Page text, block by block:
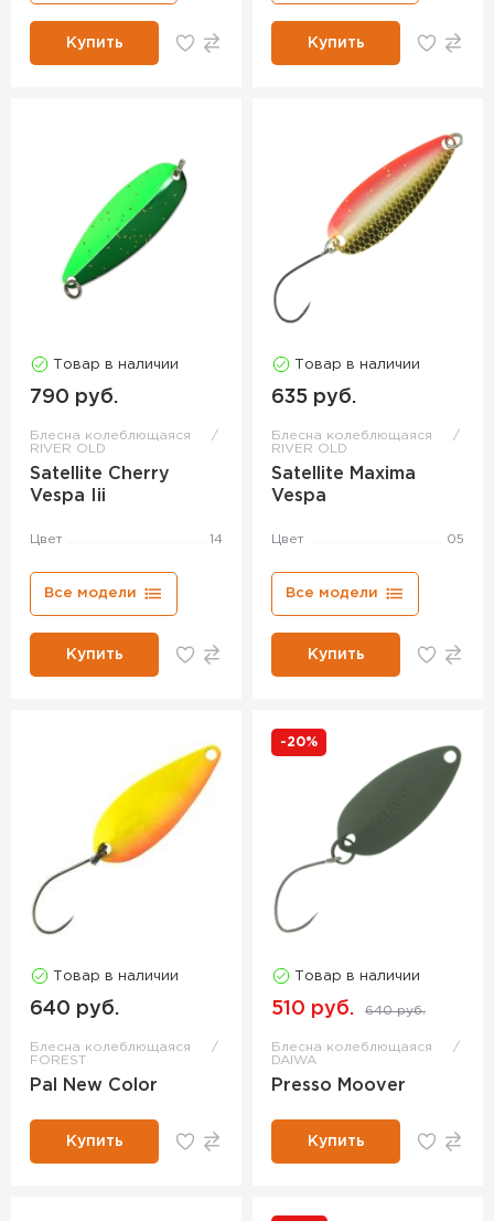
Купить Купить
Товар в наличии
790 руб.
Блесна колеблющаяся
RIVER OLD
Satellite Cherry
Vespa Iii
Цвет 14
Все модели
Купить
Товар в наличии
635 руб.
Блесна колеблющаяся
RIVER OLD
Satellite Maxima
Vespa
Цвет 05
Все модели
Купить
Товар в наличии
640 руб.
Блесна колеблющаяся
FOREST
Pal New Сolor
Купить
-20%
Товар в наличии
510 руб. 640 руб.
Блесна колеблющаяся
DAIWA
Presso Moover
Купить